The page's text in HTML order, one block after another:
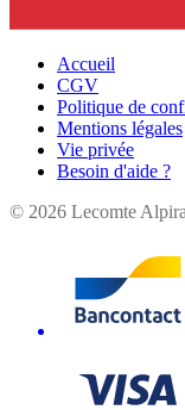
Accueil
CGV
Politique de
Mentions légales
Vie privée
Besoin d'aide ?
© 2026 Lecomte